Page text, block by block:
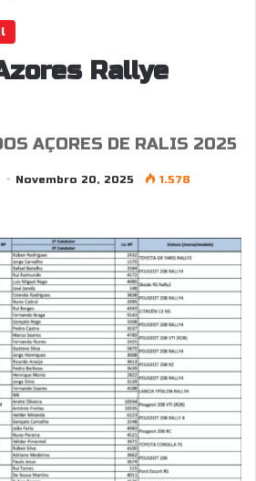
Rallye
AÇORES DE RALIS 2025
Novembro 20, 2025 1.578